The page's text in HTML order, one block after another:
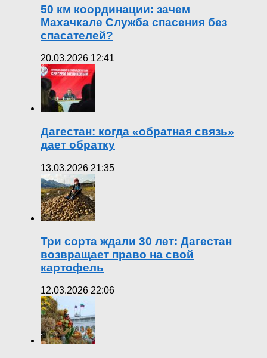
50 км координации: зачем
Махачкале Служба спасения без
спасателей?
20.03.2026 12:41
Дагестан: когда «обратная связь»
дает обратку
13.03.2026 21:35
Три сорта ждали 30 лет: Дагестан
возвращает право на свой
картофель
12.03.2026 22:06